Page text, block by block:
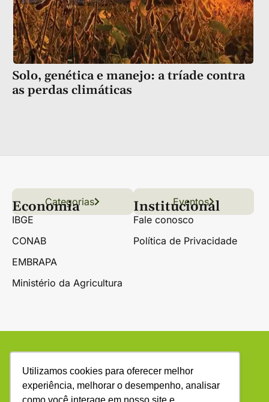
Utilizamos cookies para oferecer melhor
experiência, melhorar o desempenho, analisar
Solo, genética e manejo: a tríade contra
as perdas climáticas
Links úteis
Conteúdo Grãos
Florestas Hortifrúti
Categorias Eventos
Economia
IBGE
CONAB
EMBRAPA
Ministério da Agricultura
Institucional
Fale conosco
Política de Privacidade